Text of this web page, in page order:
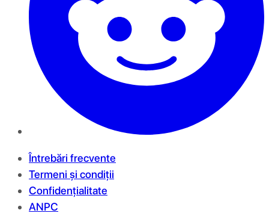
Întrebări frecvente
Termeni și condiții
Confidențialitate
ANPC